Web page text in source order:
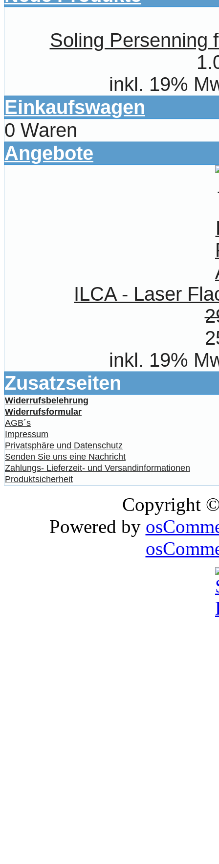
Soling Persenning
inkl. 19%
Einkaufswagen
0 Waren
Angebote
ILCA - Laser
inkl. 19%
Zusatzseiten
Widerrufsbelehrung
Widerrufsformular
AGB´s
Impressum
Privatsphäre und Datenschutz
Senden Sie uns eine Nachricht
Zahlungs- Lieferzeit- und Versandinformationen
Produktsicherheit
Copyright
Powered by